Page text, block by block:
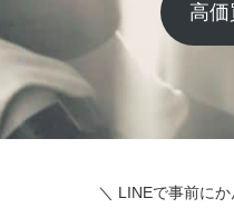
高
＼ LINEで事前に